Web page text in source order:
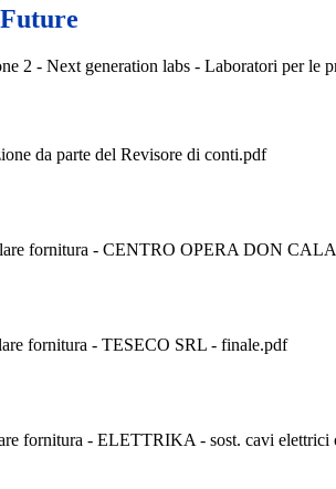
2 - Next generation labs - Laboratori per le
da parte del Revisore di conti.pdf
fornitura - CENTRO OPERA DON
fornitura - TESECO SRL - finale.pdf
fornitura - ELETTRIKA - sost. cavi elettrici